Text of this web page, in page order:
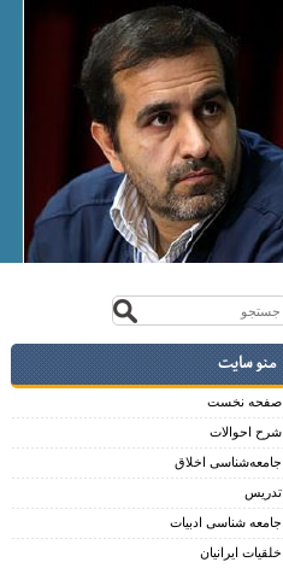
منو سایت
صفحه نخست
شرح احوالات
جامعه‌شناسی اخلاق
تدریس
جامعه شناسی ادبیات
خلقیات ایرانیان